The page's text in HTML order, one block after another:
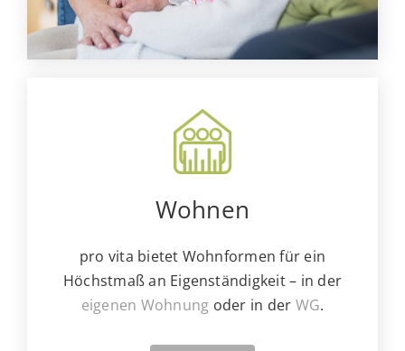
Wohnen
pro vita bietet Wohnformen für ein
Höchstmaß an Eigenständigkeit – in der
eigenen Wohnung oder in der WG.